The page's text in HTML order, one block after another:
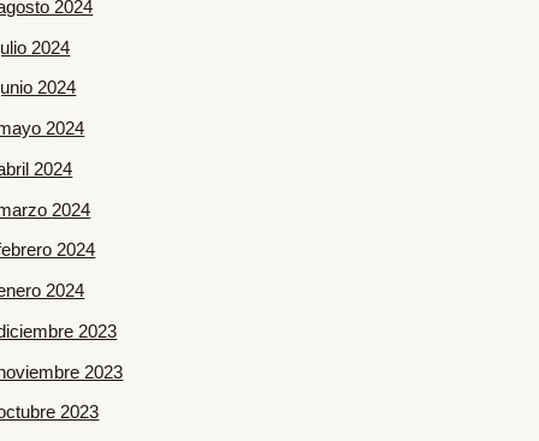
2024
2024
2024
2024
2024
2024
2024
2024
2023
2023
2023